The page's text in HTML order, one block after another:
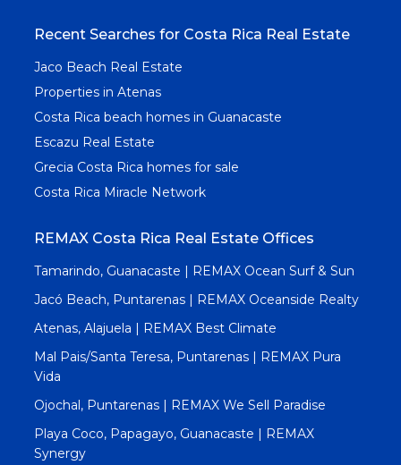
Recent Searches for Costa Rica Real Estate
Jaco Beach Real Estate
Properties in Atenas
Costa Rica beach homes in Guanacaste
Escazu Real Estate
Grecia Costa Rica homes for sale
Costa Rica Miracle Network
REMAX Costa Rica Real Estate Offices
Tamarindo, Guanacaste | REMAX Ocean Surf & Sun
Jacó Beach, Puntarenas | REMAX Oceanside Realty
Atenas, Alajuela | REMAX Best Climate
Mal Pais/Santa Teresa, Puntarenas | REMAX Pura
Vida
Ojochal, Puntarenas | REMAX We Sell Paradise
Playa Coco, Papagayo, Guanacaste | REMAX
Synergy